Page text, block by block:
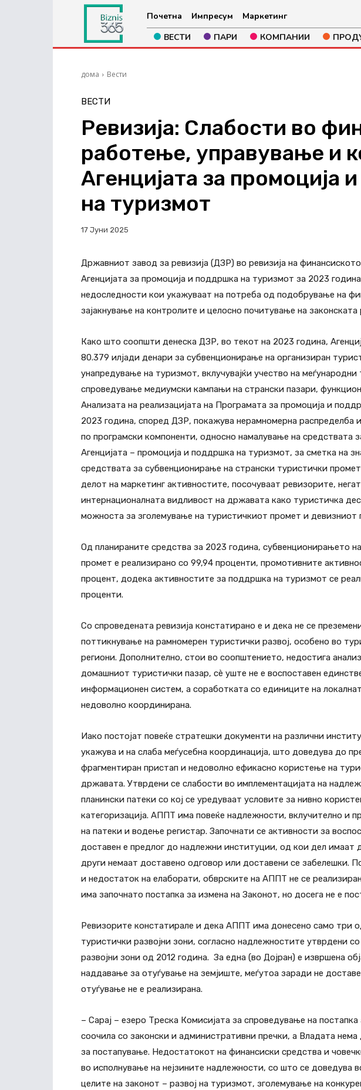
Почетна Импресум
Маркетинг
ВЕСТИ
ПАРИ КОМПАНИИ
дома Вести
ВЕСТИ
Ревизија: Слабости во
работење, управување и
Агенцијата за промоција
на туризмот
17 Јуни 2025
Државниот завод за ревизија (ДЗР) во ревизија на
Агенцијата за промоција и поддршка на туризмот за 2023
недоследности кои укажуваат на потреба од подобрување на
зајакнување на контролите и целосно почитување на законската
Како што соопшти денеска ДЗР, во текот на 2023 година,
80.379 илјади денари за субвенционирање на организиран
унапредување на туризмот, вклучувајќи учество на
спроведување медиумски кампањи на странски пазари,
Анализата на реализацијата на Програмата за промоција и
2023 година, според ДЗР, покажува нерамномерна распределба
по програмски компоненти, односно намалување на средствата
Агенцијата – промоција и поддршка на туризмот, за сметка на
средствата за субвенционирање на странски туристички
делот на маркетинг активностите, посочуваат ревизорите,
интернационалната видливост на државата како туристичка
можноста за зголемување на туристичкиот промет и девизниот
Од планираните средства за 2023 година, субвенционирањето
промет е реализирано со 99,94 проценти, промотивните
процент, додека активностите за поддршка на туризмот се
проценти.
Со спроведената ревизија констатирано е и дека не се
поттикнување на рамномерен туристички развој, особено во
региони. Дополнително, стои во соопштението, недостига
домашниот туристички пазар, сѐ уште не е воспоставен
информационен систем, а соработката со единиците на
недоволно координирана.
Иако постојат повеќе стратешки документи на различни
укажува и на слаба меѓусебна координација, што доведува до
фрагментиран пристап и недоволно ефикасно користење на
државата. Утврдени се слабости во имплементацијата на
планински патеки со кој се уредуваат условите за нивно
категоризација. АППТ има повеќе надлежности, вклучително и
на патеки и водење регистар. Започнати се активности за
доставен е предлог до надлежни институции, од кои дел имаат
други немаат доставено одговор или доставени се забелешки.
и недостаток на елаборати, обврските на АППТ не се
има започнато постапка за измена на Законот, но досега не е
Ревизорите констатирале и дека АППТ има донесено само три
туристички развојни зони, согласно надлежностите утврдени
развојни зони од 2012 година. За една (во Дојран) е извршена
наддавање за отуѓување на земјиште, меѓутоа заради не
отуѓување не е реализирана.
– Сарај – езеро Треска Комисијата за спроведување на постапка
соочила со законски и административни пречки, а Владата
за постапување. Недостатокот на финансиски средства и
во исполнување на нејзините надлежности, со што се доведува
целите на законот – развој на туризмот, зголемување на